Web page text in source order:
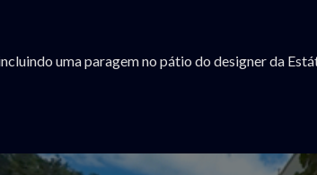
uma paragem no pátio do designer da